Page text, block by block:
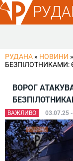
РУДАНА » НОВИНИ »
БЕЗПІЛОТНИКАМИ:
ВОРОГ
ВАЖЛИВО 03.07.25 -